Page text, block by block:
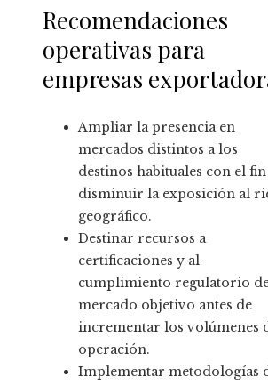
Recomendaciones
operativas para
empresas
Ampliar la presencia en
mercados distintos a los
destinos habituales con el
disminuir la exposición al
geográfico.
Destinar recursos a
certificaciones y al
cumplimiento regulatorio
mercado objetivo antes de
incrementar los volúmenes
operación.
Implementar metodologías